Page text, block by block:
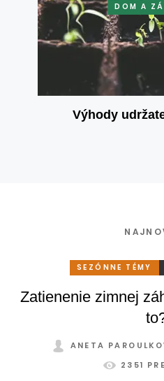
DOM A
Výhody
SEZÓNNE TÉMY
Zatienenie zimnej
ANETA
2351